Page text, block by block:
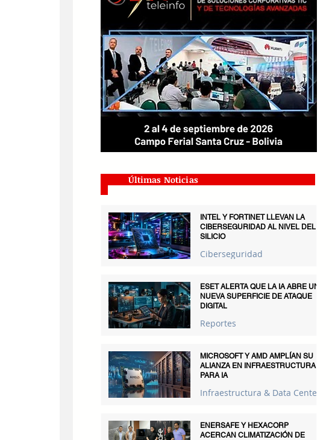
Últimas Noticias
INTEL Y FORTINET LLEVAN LA
CIBERSEGURIDAD AL NIVEL DEL
SILICIO
Ciberseguridad
ESET ALERTA QUE LA IA ABRE UNA
NUEVA SUPERFICIE DE ATAQUE
DIGITAL
Reportes
MICROSOFT Y AMD AMPLÍAN SU
ALIANZA EN INFRAESTRUCTURA
PARA IA
Infraestructura & Data Centers
ENERSAFE Y HEXACORP
ACERCAN CLIMATIZACIÓN DE